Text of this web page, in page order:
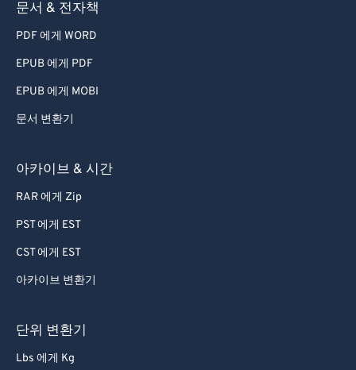
문서 & 전자책
PDF 에게 WORD
EPUB 에게 PDF
EPUB 에게 MOBI
문서 변환기
아카이브 & 시간
RAR 에게 Zip
PST 에게 EST
CST 에게 EST
아카이브 변환기
단위 변환기
Lbs 에게 Kg